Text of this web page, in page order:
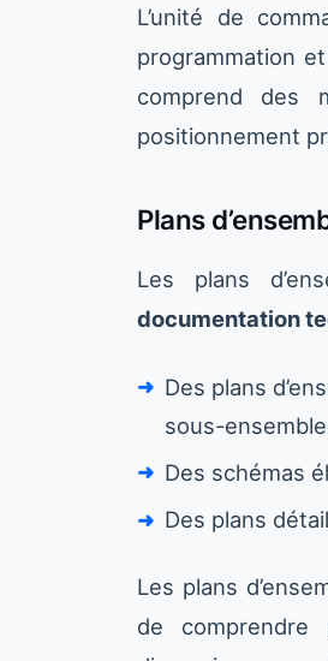
L’unité de
programmation
comprend des
positionnement
Plans
Les plans
documentation
Des plans
sous-
Des schémas
Des plans
Les plans
de